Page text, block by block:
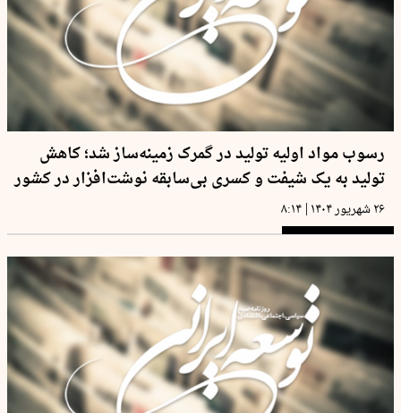
رسوب مواد اولیه تولید در گمرک زمینه‌ساز شد؛ کاهش
تولید به یک شیفت و کسری بی‌سابقه نوشت‌افزار در کشور
۲۶ شهریور ۱۴۰۴ | ۸:۱۴